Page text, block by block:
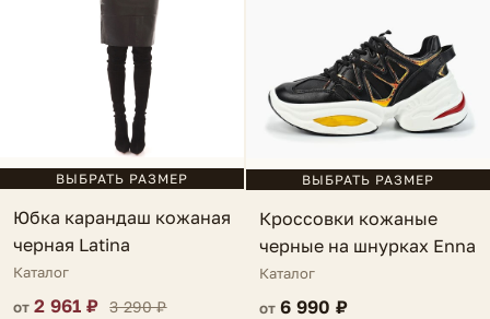
ВЫБРАТЬ РАЗМЕР
Юбка карандаш кожаная
черная Latina
Каталог
от 2 961 ₽ 3 290 ₽
ВЫБРАТЬ РАЗМЕР
Кроссовки кожаные
черные на шнурках Enna
Каталог
от 6 990 ₽